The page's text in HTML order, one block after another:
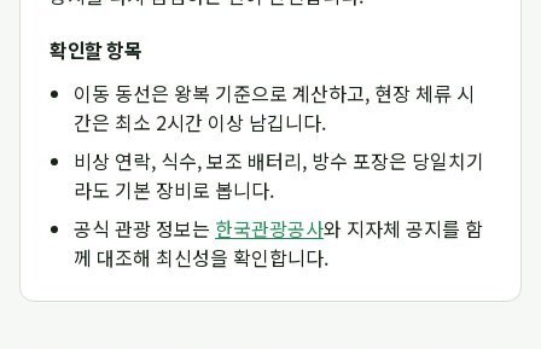
확인할 항목
이동 동선은 왕복 기준으로 계산하고, 현장 체류 시
간은 최소 2시간 이상 남깁니다.
비상 연락, 식수, 보조 배터리, 방수 포장은 당일치기
라도 기본 장비로 봅니다.
공식 관광 정보는 한국관광공사와 지자체 공지를 함
께 대조해 최신성을 확인합니다.